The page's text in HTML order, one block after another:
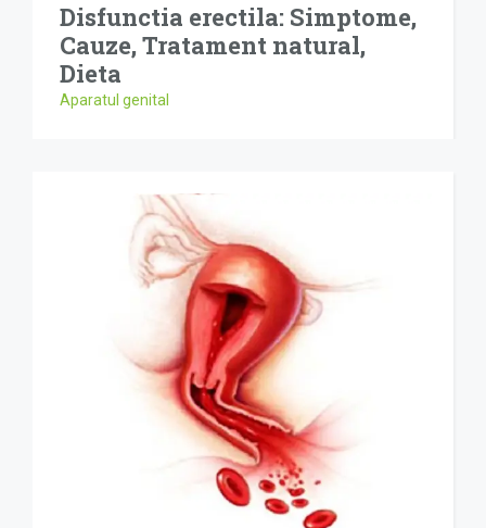
Disfunctia erectila: Simptome,
Cauze, Tratament natural,
Dieta
Aparatul genital